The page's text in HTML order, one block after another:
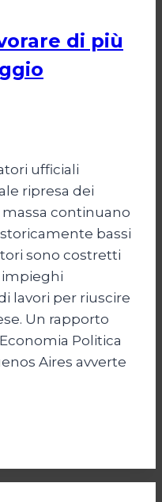
di più
ufficiali
ripresa dei
continuano
bassi
sono costretti
impieghi
lavori per riuscire
Un rapporto
Politica
Aires avverte